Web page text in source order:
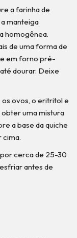
a farinha de
manteiga
homogênea.
de uma forma de
em forno pré-
dourar. Deixe
ovos, o eritritol e
uma mistura
a base da quiche
cima.
cerca de 25-30
antes de